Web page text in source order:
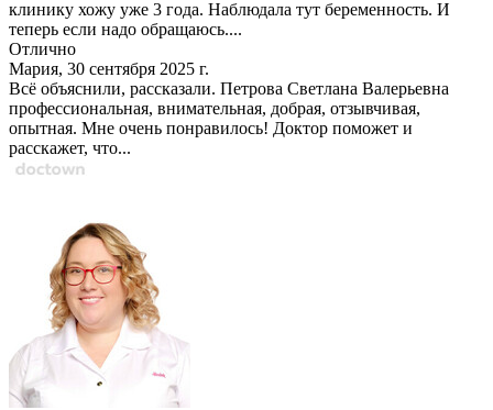
клинику хожу уже 3 года. Наблюдала тут беременность. И
теперь если надо обращаюсь....
Отлично
Мария, 30 сентября 2025 г.
Всё объяснили, рассказали. Петрова Светлана Валерьевна
профессиональная, внимательная, добрая, отзывчивая,
опытная. Мне очень понравилось! Доктор поможет и
расскажет, что...